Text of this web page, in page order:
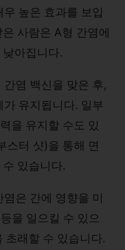
우 높은 효과를 보입
사람은 A형 간염에
아집니다.
간염 백신을 맞은 후,
가 유지됩니다. 일부
을 유지할 수도 있
스터 샷)을 통해 면
있습니다.
염은 간에 영향을 미
을 일으킬 수 있으
초래할 수 있습니다.